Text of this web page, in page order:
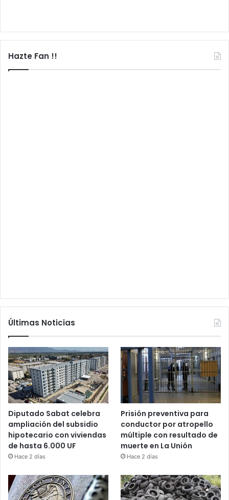
Hazte Fan !!
Últimas Noticias
Diputado Sabat celebra
ampliación del subsidio
hipotecario con viviendas
de hasta 6.000 UF
Hace 2 días
Prisión preventiva para
conductor por atropello
múltiple con resultado de
muerte en La Unión
Hace 2 días